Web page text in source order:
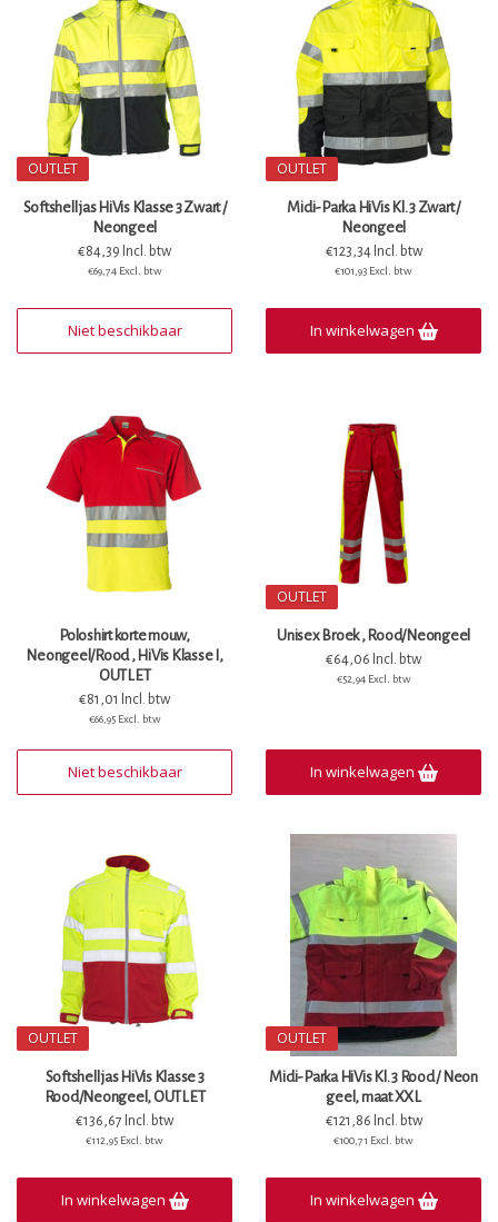
OUTLET
Softshell jas HiVis Klasse 3 Zwart /
Neongeel
€84,39 Incl. btw
€69,74 Excl. btw
Niet beschikbaar
OUTLET
Midi-Parka HiVis Kl. 3 Zwart /
Neongeel
€123,34 Incl. btw
€101,93 Excl. btw
In winkelwagen
Poloshirt korte mouw,
Neongeel/Rood , HiVis Klasse I,
OUTLET
€81,01 Incl. btw
€66,95 Excl. btw
Niet beschikbaar
OUTLET
Unisex Broek , Rood/Neongeel
€64,06 Incl. btw
€52,94 Excl. btw
In winkelwagen
OUTLET
Softshell jas HiVis Klasse 3
Rood/Neongeel, OUTLET
€136,67 Incl. btw
€112,95 Excl. btw
In winkelwagen
OUTLET
Midi-Parka HiVis Kl. 3 Rood / Neon
geel, maat XXL
€121,86 Incl. btw
€100,71 Excl. btw
In winkelwagen